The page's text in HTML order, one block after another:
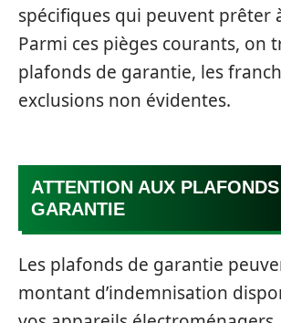
spécifiques qui peuvent prêter
Parmi ces pièges courants, on
plafonds de garantie, les
exclusions non évidentes.
ATTENTION AUX
GARANTIE
Les plafonds de garantie
montant d’indemnisation